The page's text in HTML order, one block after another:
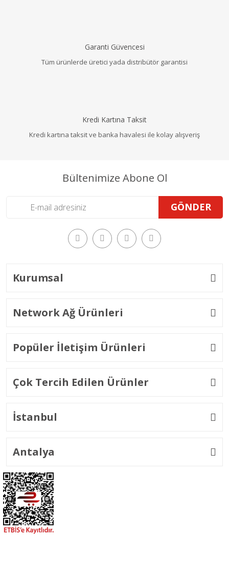
Garanti Güvencesi
Tüm ürünlerde üretici yada distribütör garantisi
Kredi Kartına Taksit
Kredi kartına taksit ve banka havalesi ile kolay alışveriş
Bültenimize Abone Ol
GÖNDER
Kurumsal
Network Ağ Ürünleri
Popüler İletişim Ürünleri
Çok Tercih Edilen Ürünler
İstanbul
Antalya